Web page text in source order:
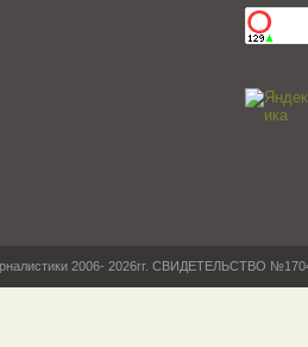
2006- 2026гг. СВИДЕТЕЛЬСТВО